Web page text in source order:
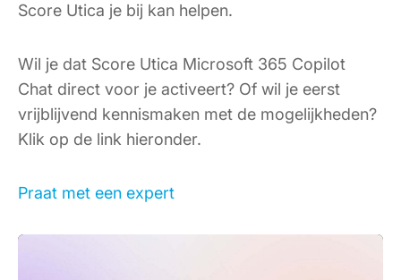
Score Utica je bij kan helpen.
Wil je dat Score Utica Microsoft 365 Copilot
Chat direct voor je activeert? Of wil je eerst
vrijblijvend kennismaken met de mogelijkheden?
Klik op de link hieronder.
Praat met een expert